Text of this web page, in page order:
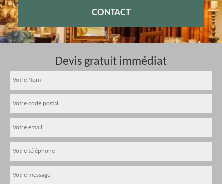
CONTACT
Devis gratuit immédiat